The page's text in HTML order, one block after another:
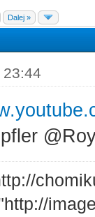
Dalej »